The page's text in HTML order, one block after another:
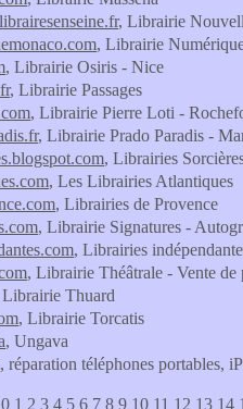
, Librairie
, Librairie
, Librairie Osiris - Nice
, Librairie Passages
, Librairie Pierre Loti -
, Librairie Prado Paradis -
, Librairies
, Les Librairies Atlantiques
, Librairies de Provence
, Librairie Signatures -
, Librairies
, Librairie Théâtrale - Vente de
Thuard
, Librairie Torcatis
, Ungava
, réparation téléphones portables,
0 1 2 3 4 5 6 7 8 9 10 11 12 13 14